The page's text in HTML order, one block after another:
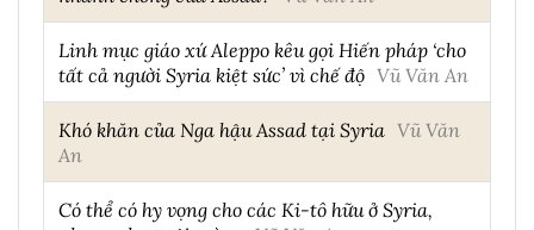
Linh mục giáo xứ Aleppo kêu gọi Hiến pháp ‘cho
tất cả người Syria kiệt sức’ vì chế độ Vũ Văn An
Khó khăn của Nga hậu Assad tại Syria Vũ Văn
An
Có thể có hy vọng cho các Ki-tô hữu ở Syria,